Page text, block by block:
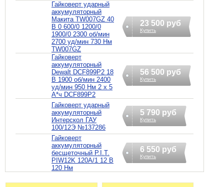
Гайковерт ударный
аккумуляторный
Макита TW007GZ 40
В 0 600/0 1200/0
1900/0 2300 об/мин
2700 уд/мин 730 Нм
TW007GZ
23 500 руб
Купить
Гайковерт
аккумуляторный
Dewalt DCF899P2 18
В 1900 об/мин 2400
уд/мин 950 Нм 2 х 5
А*ч DCF899P2
56 500 руб
Купить
Гайковерт ударный
аккумуляторный
Интерскол ГАУ
100/12Э №137286
5 790 руб
Купить
Гайковерт
аккумуляторный
бесщеточный P.I.T.
PIW12K 120A/1 12 В
120 Нм
6 550 руб
Купить